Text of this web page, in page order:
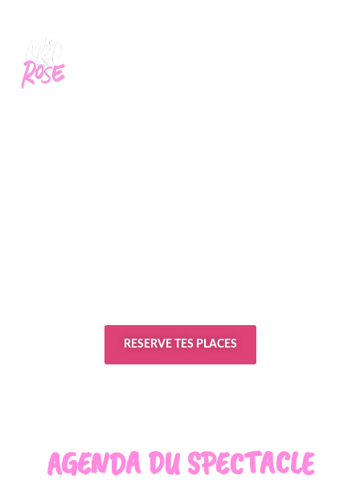
RESERVE TES PLACES
AGENDA DU SPECTACLE